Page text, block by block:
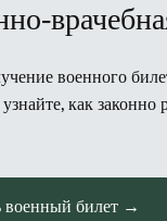
военного
как
военный билет →